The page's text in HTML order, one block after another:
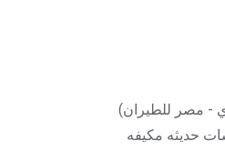
- مصر للطيران)
حديثه مكيفه